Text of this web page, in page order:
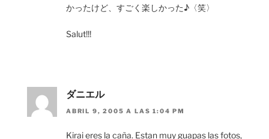
かったけど、すごく楽しかった♪〈笑〉
Salut!!!
ダニエル
ABRIL 9, 2005 A LAS 1:04 PM
Kirai eres la caña. Estan muy guapas las fotos,